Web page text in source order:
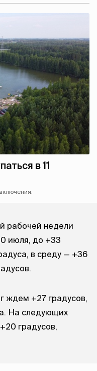
в 11
рабочей недели
июля, до +33
в среду — +36
ждем +27 градусов,
На следующих
градусов,